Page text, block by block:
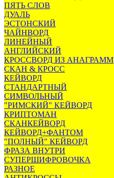
ПЯТЬ СЛОВ
ДУАЛЬ
ЭСТОНСКИЙ
ЧАЙНВОРД
ЛИНЕЙНЫЙ
АНГЛИЙСКИЙ
КРОССВОРД ИЗ АНАГРАММ
СКАН & КРОСС
КЕЙВОРД
СТАНДАРТНЫЙ
СИМВОЛЬНЫЙ
"РИМСКИЙ" КЕЙВОРД
КРИПТОМАН
СКАНКЕЙВОРД
КЕЙВОРД+ФАНТОМ
"ПОЛНЫЙ" КЕЙВОРД
ФРАЗА ВНУТРИ
СУПЕРШИФРОВОЧКА
РАЗНОЕ